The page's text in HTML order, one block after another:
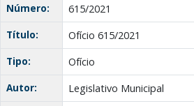
Número:
615/2021
Título:
Ofício 615/2021
Tipo:
Ofício
Autor:
Legislativo Municipal